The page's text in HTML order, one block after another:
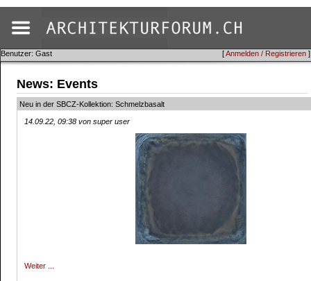
[Anmelden / Registrieren ]
Benutzer: Gast
News: Events
Neu in der SBCZ-Kollektion: Schmelzbasalt
14.09.22, 09:38 von super user
Weiter ...